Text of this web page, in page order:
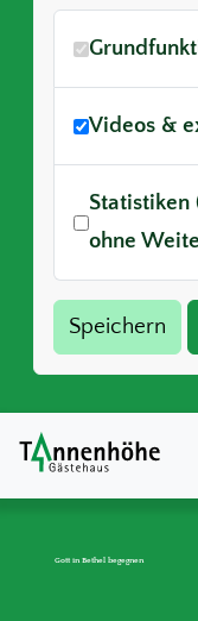
Videos &
Statistiken
ohne
Gott in Bethel begegnen